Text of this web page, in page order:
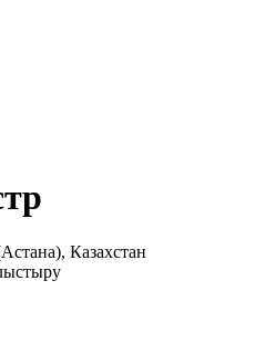
Казахстан